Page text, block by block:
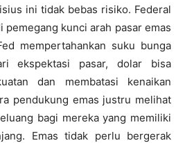
ini tidak bebas risiko. Federal
pemegang kunci arah pasar emas
mempertahankan suku bunga
ekspektasi pasar, dolar bisa
dan membatasi kenaikan
pendukung emas justru melihat
bagi mereka yang memiliki
Emas tidak perlu bergerak